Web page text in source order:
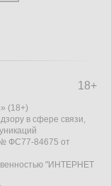
18+
(18+)
в сфере связи,
№ ФС77-84675 от
"ИНТЕРНЕТ